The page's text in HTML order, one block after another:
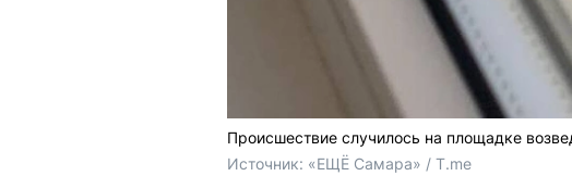
Происшествие случилось на площадке
Источник: «ЕЩЁ Самара» / T.me